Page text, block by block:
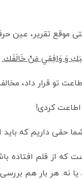
تقریر، عین
وَ وَافِقِي مَنْ خَالَفَك‏.
تو قرار داد،
کردی!
حقی داریم که باید
که از قلم
هر بار هم بررسی